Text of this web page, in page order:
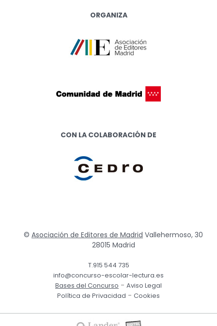
ORGANIZA
CON LA COLABORACIÓN DE
© Asociación de Editores de Madrid Vallehermoso, 30
28015 Madrid
T.915 544 735
info@concurso-escolar-lectura.es
Bases del Concurso - Aviso Legal
Política de Privacidad - Cookies